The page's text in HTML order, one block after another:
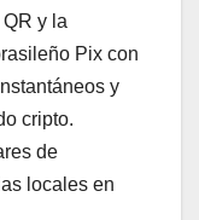
y la
Pix con
y
cripto.
de
locales en